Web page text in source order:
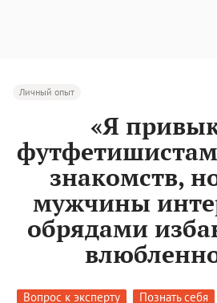
Личный опыт
«Я
знакомств,
мужчины
обрядами
Вопрос к эксперту Познать себя